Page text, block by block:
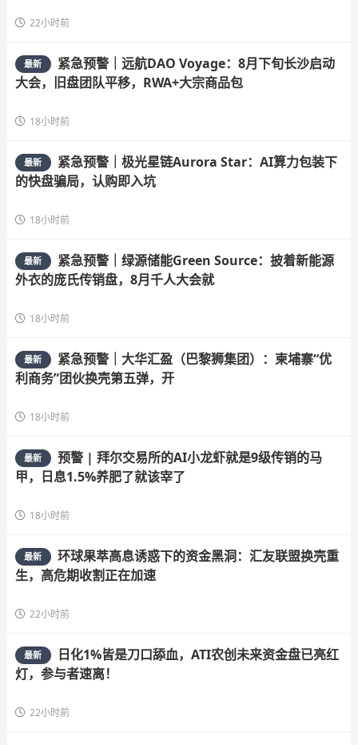
22小时前
最新
紧急预警｜远航DAO Voyage：8月下旬长沙启动
大会，旧盘团队平移，RWA+大宗商品包
18小时前
最新
紧急预警｜极光星链Aurora Star：AI算力包装下
的快盘骗局，认购即入坑
18小时前
最新
紧急预警｜绿源储能Green Source：披着新能源
外衣的庞氏传销盘，8月千人大会就
18小时前
最新
紧急预警｜大华汇盈（巴黎狮集团）：柬埔寨“优
利商务”团伙换壳第五弹，开
18小时前
最新
预警 | 拜尔交易所的AI小龙虾就是9级传销的马
甲，日息1.5%养肥了就该宰了
18小时前
最新
环球果萃高息诱惑下的资金黑洞：汇友联盟换壳重
生，高危期收割正在加速
22小时前
最新
日化1%皆是刀口舔血，ATI农创未来资金盘已亮红
灯，参与者速离！
22小时前